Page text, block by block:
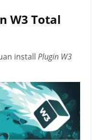
W3 Total
install Plugin W3